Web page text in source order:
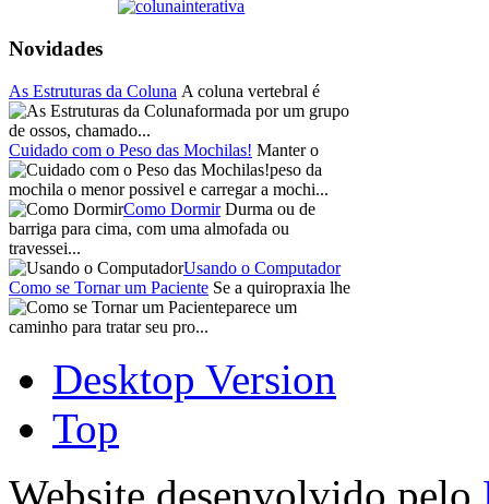
Novidades
As Estruturas da Coluna A coluna vertebral é
formada por um grupo
de ossos, chamado...
Cuidado com o Peso das Mochilas! Manter o
peso da
mochila o menor possivel e carregar a mochi...
Como Dormir Durma ou de
barriga para cima, com uma almofada ou
travessei...
Usando o Computador
Como se Tornar um Paciente Se a quiropraxia lhe
parece um
caminho para tratar seu pro...
Desktop Version
Top
Website desenvolvido pelo